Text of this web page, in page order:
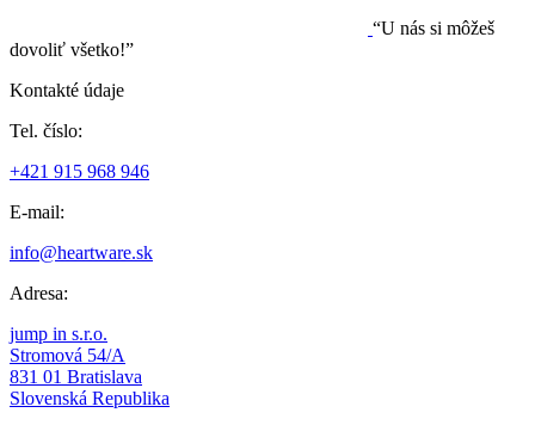
“U nás si môžeš
dovoliť všetko!”
Kontakté údaje
Tel. číslo:
+421 915 968 946
E-mail:
info@heartware.sk
Adresa:
jump in s.r.o.
Stromová 54/A
831 01 Bratislava
Slovenská Republika